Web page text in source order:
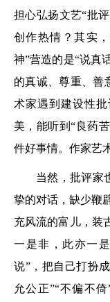
担心弘扬文艺“批
创作热情？其实
神”营造的是“说真
的真诚、尊重、善
术家遇到建设性
美，能听到“良药
件好事情。作家艺
当然，批评家
挚的对话，缺少鞭
充风流的富儿，装
一是非，此亦一
说”，把自己打扮
允公正”“不偏不